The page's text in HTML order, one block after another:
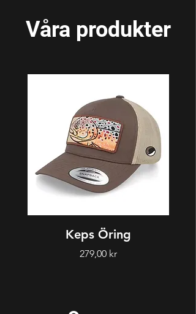
Våra produkter
Keps Öring
Pris
279,00 kr